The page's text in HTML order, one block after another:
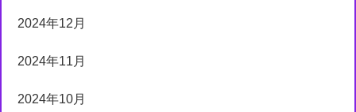
2024年12月
2024年11月
2024年10月